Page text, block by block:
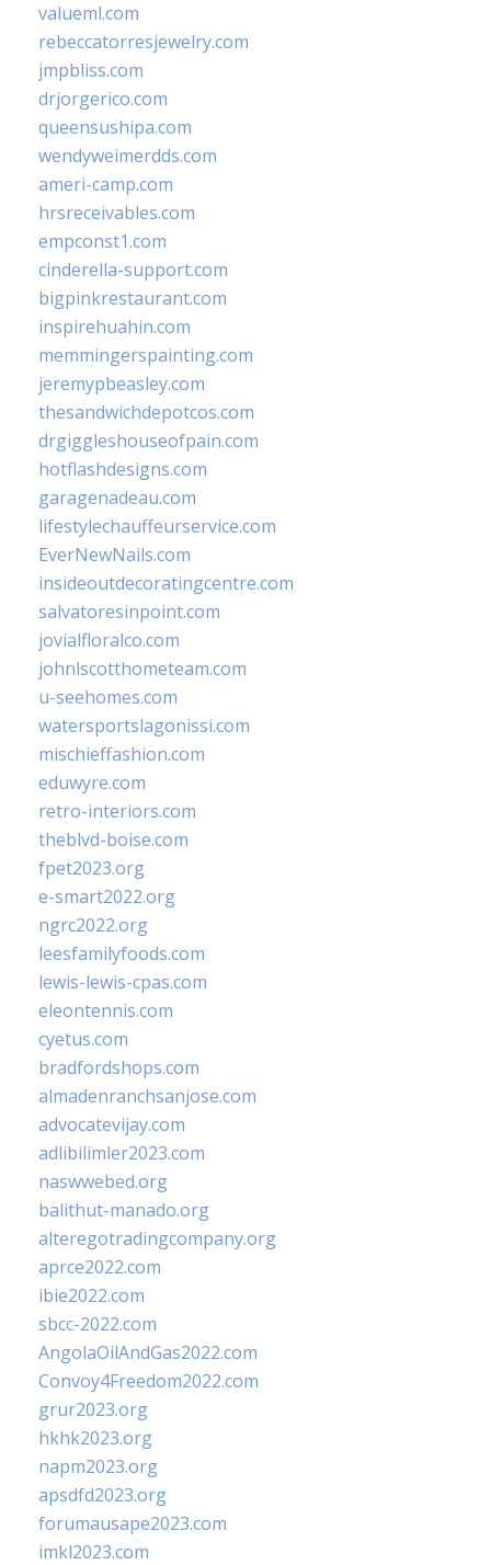
valueml.com
rebeccatorresjewelry.com
jmpbliss.com
drjorgerico.com
queensushipa.com
wendyweimerdds.com
ameri-camp.com
hrsreceivables.com
empconst1.com
cinderella-support.com
bigpinkrestaurant.com
inspirehuahin.com
memmingerspainting.com
jeremypbeasley.com
thesandwichdepotcos.com
drgiggleshouseofpain.com
hotflashdesigns.com
garagenadeau.com
lifestylechauffeurservice.com
EverNewNails.com
insideoutdecoratingcentre.com
salvatoresinpoint.com
jovialfloralco.com
johnlscotthometeam.com
u-seehomes.com
watersportslagonissi.com
mischieffashion.com
eduwyre.com
retro-interiors.com
theblvd-boise.com
fpet2023.org
e-smart2022.org
ngrc2022.org
leesfamilyfoods.com
lewis-lewis-cpas.com
eleontennis.com
cyetus.com
bradfordshops.com
almadenranchsanjose.com
advocatevijay.com
adlibilimler2023.com
naswwebed.org
balithut-manado.org
alteregotradingcompany.org
aprce2022.com
ibie2022.com
sbcc-2022.com
AngolaOilAndGas2022.com
Convoy4Freedom2022.com
grur2023.org
hkhk2023.org
napm2023.org
apsdfd2023.org
forumausape2023.com
imkl2023.com